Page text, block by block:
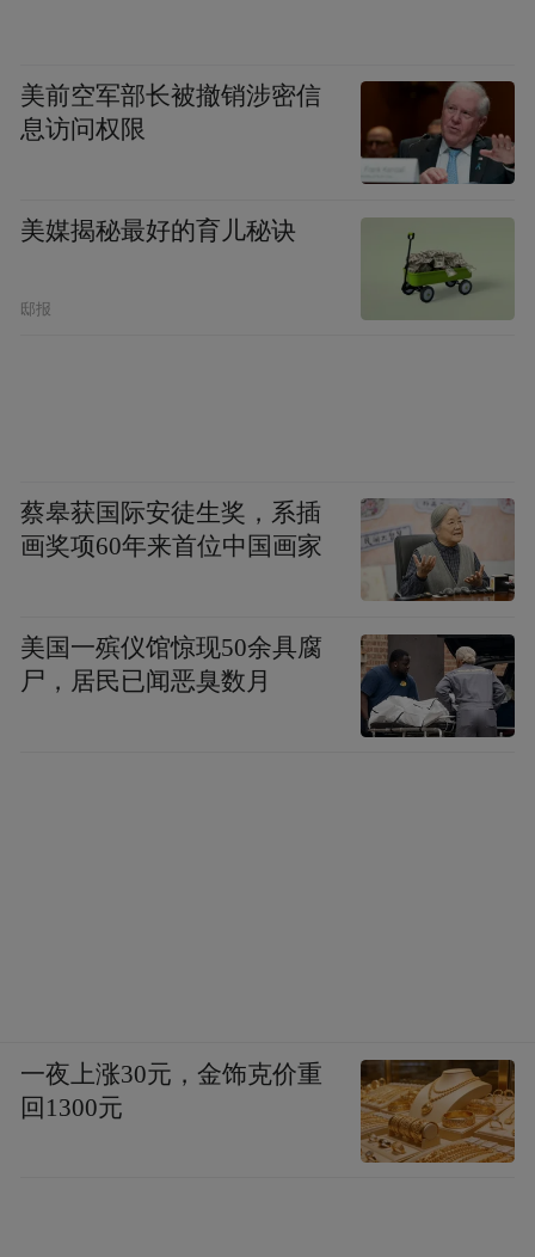
美前空军部长被撤销涉密信
息访问权限
美媒揭秘最好的育儿秘诀
邸报
蔡皋获国际安徒生奖，系插
画奖项60年来首位中国画家
美国一殡仪馆惊现50余具腐
尸，居民已闻恶臭数月
一夜上涨30元，金饰克价重
回1300元